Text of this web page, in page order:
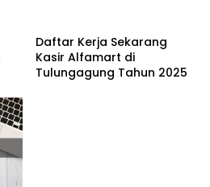
Daftar Kerja Sekarang
Kasir Alfamart di
Tulungagung Tahun 2025